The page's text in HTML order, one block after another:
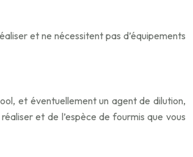
et ne nécessitent pas d’équipements
et éventuellement un agent de dilution,
et de l’espèce de fourmis que vous